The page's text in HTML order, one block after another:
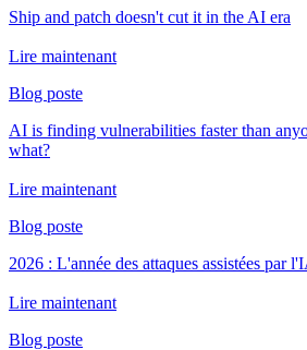
Ship and patch doesn't cut it in the AI era
Lire maintenant
Blog poste
AI is finding vulnerabilities faster than
what?
Lire maintenant
Blog poste
2026 : L'année des attaques assistées par
Lire maintenant
Blog poste